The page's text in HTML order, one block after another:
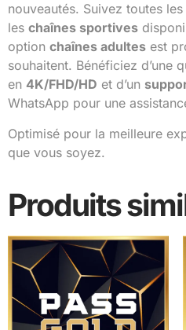
nouveautés. Suivez toutes
les chaînes sportives
option chaînes adultes est
souhaitent. Bénéficiez d’une
en 4K/FHD/HD et d’un
WhatsApp pour une
Optimisé pour la meilleure
que vous soyez.
Produits